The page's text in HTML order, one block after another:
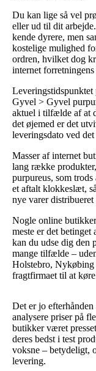
Du kan lige så vel
eller ud til dit
kende dyrere, men
kostelige mulighed
ordren, hvilket dog
internet
Gyvel > Gyvel
aktuel i tilfælde af at
det øjemed er det
leveringsdato ved
Masser af internet
lang række
purpureus, som
et aftalt klokkeslæt,
nye varer
Nogle online
meste er det
kan du udse dig den
mange tilfælde –
Holstebro, Nykøbing
fragtfirmaet til at
Det er jo
analysere priser på
butikker været
deres bedst i test
voksne – betydeligt,
levering.